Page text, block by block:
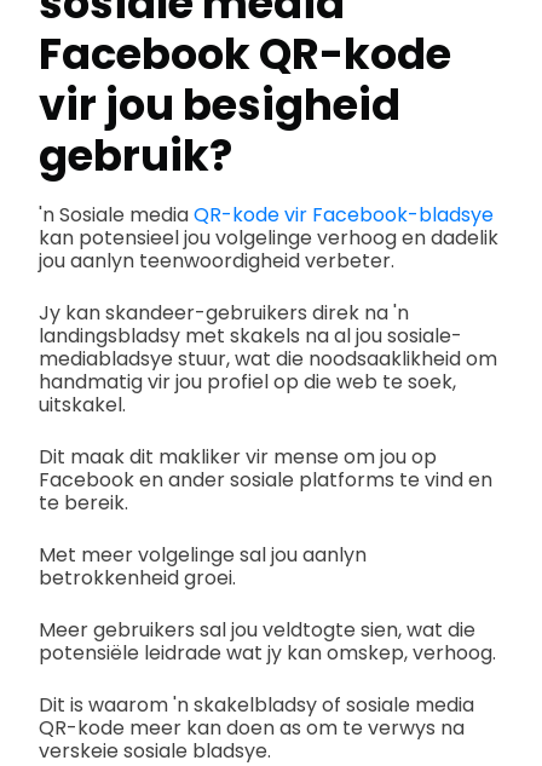
Facebook QR-kode
vir jou besigheid
gebruik?
'n Sosiale mediaQR-kode vir Facebook-bladsye
kan potensieel jou volgelinge verhoog en dadelik
jou aanlyn teenwoordigheid verbeter.
Jy kan skandeer-gebruikers direk na 'n
landingsbladsy met skakels na al jou sosiale-
mediabladsye stuur, wat die noodsaaklikheid om
handmatig vir jou profiel op die web te soek,
uitskakel.
Dit maak dit makliker vir mense om jou op
Facebook en ander sosiale platforms te vind en
te bereik.
Met meer volgelinge sal jou aanlyn
betrokkenheid groei.
Meer gebruikers sal jou veldtogte sien, wat die
potensiële leidrade wat jy kan omskep, verhoog.
Dit is waarom 'n skakelbladsy of sosiale media
QR-kode meer kan doen as om te verwys na
verskeie sosiale bladsye.